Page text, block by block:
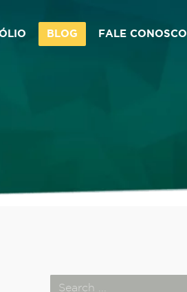
BLOG FALE CONOSCO